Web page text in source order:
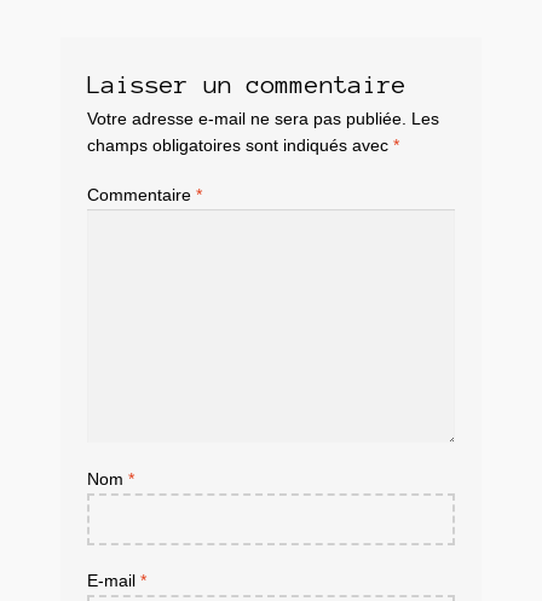
Laisser un commentaire
Votre adresse e-mail ne sera pas publiée. Les
champs obligatoires sont indiqués avec *
Commentaire *
Nom *
E-mail *